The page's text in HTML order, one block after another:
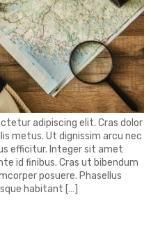
adipiscing elit. Cras dolor
metus. Ut dignissim arcu nec
efficitur. Integer sit amet
id finibus. Cras ut bibendum
posuere. Phasellus
habitant […]